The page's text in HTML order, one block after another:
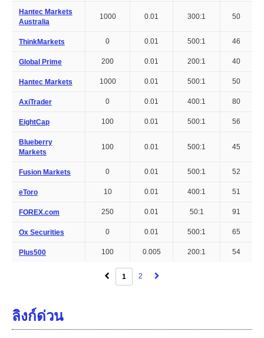
Hantec Markets
Australia
1000 0.01 300:1 50
ThinkMarkets 0 0.01 500:1 46
Global Prime 200 0.01 200:1 40
Hantec Markets 1000 0.01 500:1 50
AxiTrader 0 0.01 400:1 80
EightCap 100 0.01 500:1 56
Blueberry
Markets
100 0.01 500:1 45
Fusion Markets 0 0.01 500:1 52
eToro 10 0.01 400:1 51
FOREX.com 250 0.01 50:1 91
Ox Securities 0 0.01 500:1 65
Plus500 100 0.005 200:1 54
1 2
ลิงก์ด่วน